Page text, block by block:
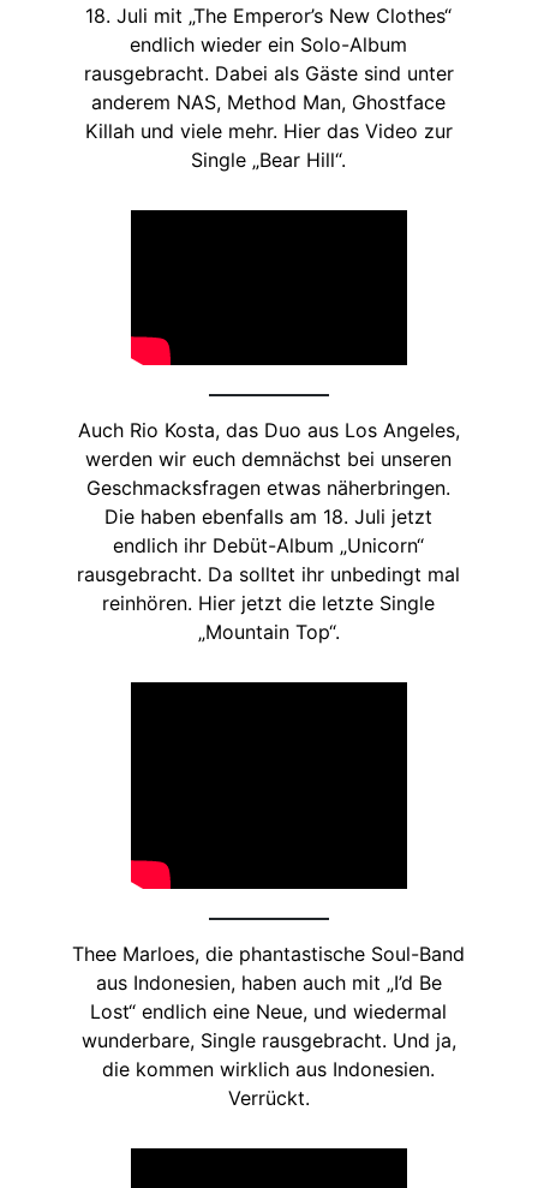
18. Juli mit „The Emperor’s New Clothes“
endlich wieder ein Solo-Album
rausgebracht. Dabei als Gäste sind unter
anderem NAS, Method Man, Ghostface
Killah und viele mehr. Hier das Video zur
Single „Bear Hill“.
Auch Rio Kosta, das Duo aus Los Angeles,
werden wir euch demnächst bei unseren
Geschmacksfragen etwas näherbringen.
Die haben ebenfalls am 18. Juli jetzt
endlich ihr Debüt-Album „Unicorn“
rausgebracht. Da solltet ihr unbedingt mal
reinhören. Hier jetzt die letzte Single
„Mountain Top“.
Thee Marloes, die phantastische Soul-Band
aus Indonesien, haben auch mit „I’d Be
Lost“ endlich eine Neue, und wiedermal
wunderbare, Single rausgebracht. Und ja,
die kommen wirklich aus Indonesien.
Verrückt.